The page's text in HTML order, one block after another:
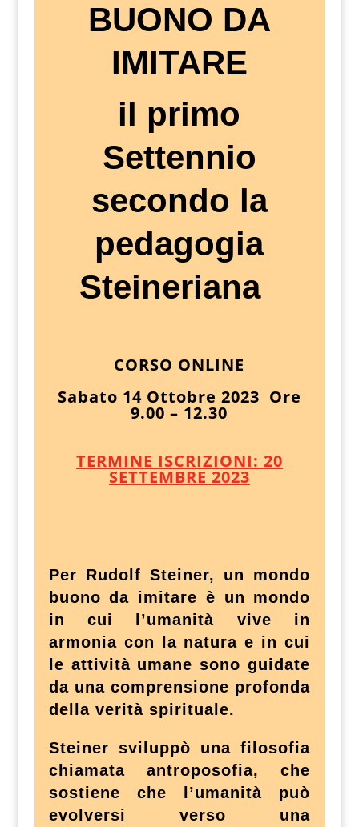
BUONO DA
IMITARE
il primo
Settennio
secondo la
pedagogia
Steineriana
CORSO ONLINE
Sabato 14 Ottobre 2023 Ore
9.00 – 12.30
TERMINE ISCRIZIONI: 20
SETTEMBRE 2023
Per Rudolf Steiner, un mondo
buono da imitare è un mondo
in cui l’umanità vive in
armonia con la natura e in cui
le attività umane sono guidate
da una comprensione profonda
della verità spirituale.
Steiner sviluppò una filosofia
chiamata antroposofia, che
sostiene che l’umanità può
evolversi verso una